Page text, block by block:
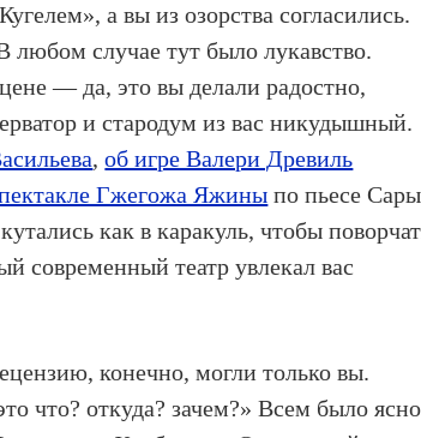
а вы из озорства согласились.
любом случае тут было лукавство.
— да, это вы делали радостно,
и стародум из вас никудышный.
,об игре Валери Древиль
Гжегожа Яжины по пьесе Сары
как в каракуль, чтобы
современный театр увлекал вас
конечно, могли только вы.
что? откуда? зачем?» Всем было